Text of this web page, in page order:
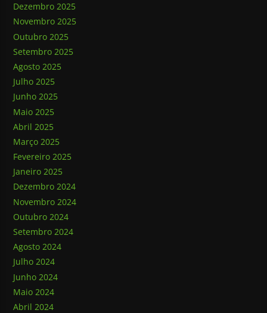
Dezembro 2025
Novembro 2025
Outubro 2025
Setembro 2025
Agosto 2025
Julho 2025
Junho 2025
Maio 2025
Abril 2025
Março 2025
Fevereiro 2025
Janeiro 2025
Dezembro 2024
Novembro 2024
Outubro 2024
Setembro 2024
Agosto 2024
Julho 2024
Junho 2024
Maio 2024
Abril 2024